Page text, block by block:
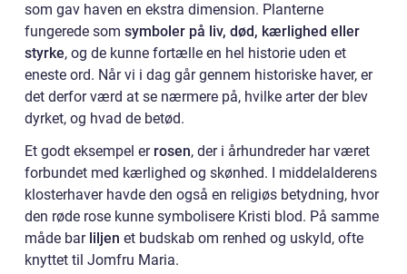
som gav haven en ekstra dimension. Planterne
fungerede som symboler på liv, død, kærlighed eller
styrke, og de kunne fortælle en hel historie uden et
eneste ord. Når vi i dag går gennem historiske haver, er
det derfor værd at se nærmere på, hvilke arter der blev
dyrket, og hvad de betød.
Et godt eksempel er rosen, der i århundreder har været
forbundet med kærlighed og skønhed. I middelalderens
klosterhaver havde den også en religiøs betydning, hvor
den røde rose kunne symbolisere Kristi blod. På samme
måde bar liljen et budskab om renhed og uskyld, ofte
knyttet til Jomfru Maria.